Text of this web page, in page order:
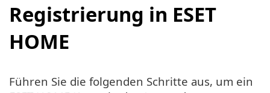
Registrierung in ESET
HOME
Führen Sie die folgenden Schritte aus, um ein